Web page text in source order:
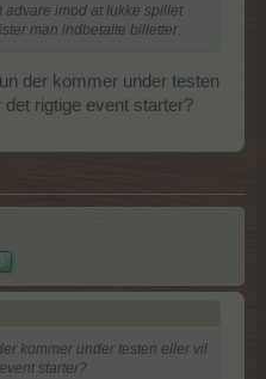
advare imod at lukke spillet
man indbetalte billetter.
der kommer under testen
rigtige event starter?
kommer under testen eller vil
starter?